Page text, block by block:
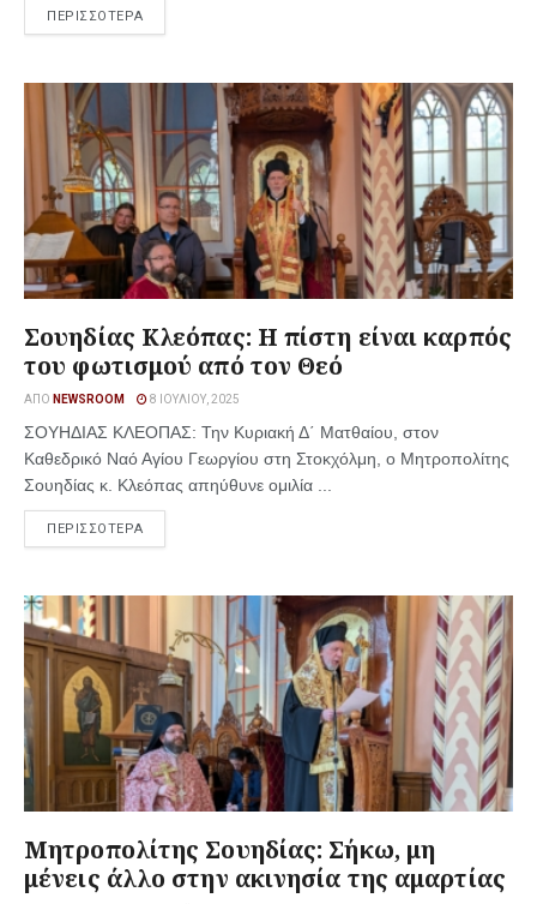
ΠΕΡΙΣΣΟΤΕΡΑ
Σουηδίας Κλεόπας: Η πίστη είναι καρπός
του φωτισμού από τον Θεό
ΑΠΌ NEWSROOM 8 ΙΟΥΛΊΟΥ, 2025
ΣΟΥΗΔΙΑΣ ΚΛΕΟΠΑΣ: Την Κυριακή Δ΄ Ματθαίου, στον
Καθεδρικό Ναό Αγίου Γεωργίου στη Στοκχόλμη, ο Μητροπολίτης
Σουηδίας κ. Κλεόπας απηύθυνε ομιλία ...
ΠΕΡΙΣΣΟΤΕΡΑ
Μητροπολίτης Σουηδίας: Σήκω, μη
μένεις άλλο στην ακινησία της αμαρτίας